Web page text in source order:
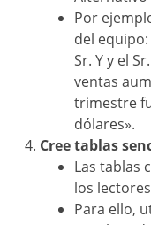
Por
del equipo:
Sr. Y y el
ventas
trimestre
dólares».
Cree tablas
Las tablas
los
Para ello,